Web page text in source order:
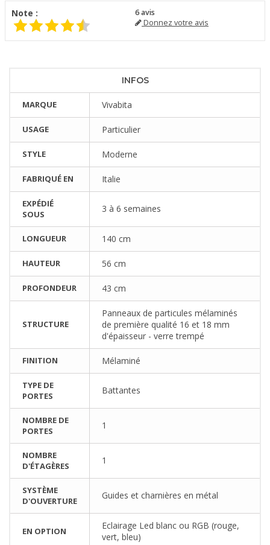
Note : 6avis
Donnez votre avis
INFOS
MARQUE Vivabita
USAGE Particulier
STYLE Moderne
FABRIQUÉ EN Italie
EXPÉDIÉ
SOUS
3 à 6 semaines
LONGUEUR 140 cm
HAUTEUR 56 cm
PROFONDEUR 43 cm
STRUCTURE
Panneaux de particules mélaminés
de première qualité 16 et 18 mm
d'épaisseur - verre trempé
FINITION Mélaminé
TYPE DE
PORTES
Battantes
NOMBRE DE
PORTES
1
NOMBRE
D'ÉTAGÈRES
1
SYSTÈME
D'OUVERTURE
Guides et charnières en métal
EN OPTION
Eclairage Led blanc ou RGB (rouge,
vert, bleu)